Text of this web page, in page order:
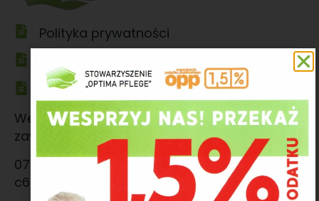
Polityka prywatności
Adres Autenti
Wewnętrzny adres Autenti e-Doręczenia,
zawsze generowany i przypisany do skrzynki.
070596ca-40dd-467b-8e45-
c6b59c2abed9@ed.autenti.com